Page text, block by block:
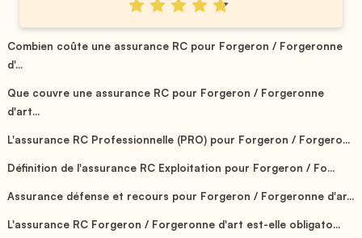
Combien coûte une assurance RC pour Forgeron / Forgeronne
d'...
Que couvre une assurance RC pour Forgeron / Forgeronne
d'art...
L'assurance RC Professionnelle (PRO) pour Forgeron / Forgero...
Définition de l'assurance RC Exploitation pour Forgeron / Fo...
Assurance défense et recours pour Forgeron / Forgeronne d'ar...
L'assurance RC Forgeron / Forgeronne d'art est-elle obligato...